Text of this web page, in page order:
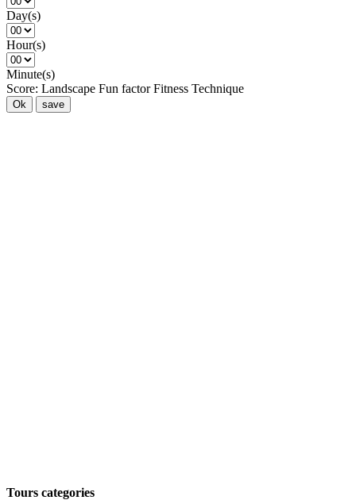
Day(s)
Hour(s)
Minute(s)
Score: Landscape Fun factor Fitness Technique
Ok save
Tours categories